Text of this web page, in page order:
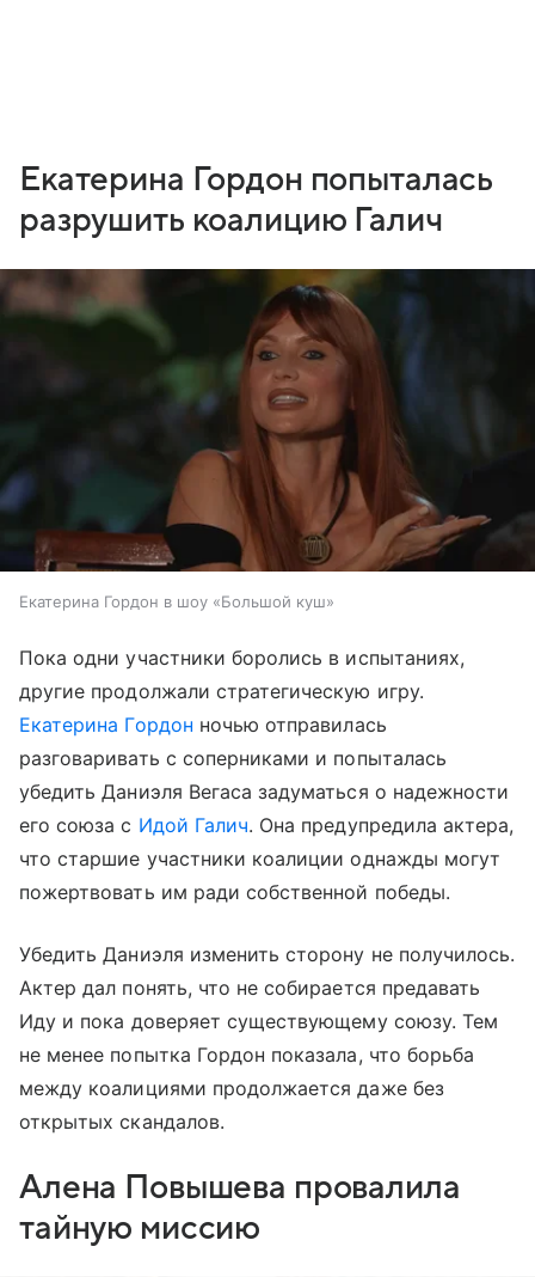
Екатерина Гордон попыталась
разрушить коалицию Галич
Екатерина Гордон в шоу «Большой куш»
Пока одни участники боролись в испытаниях,
другие продолжали стратегическую игру.
Екатерина Гордон ночью отправилась
разговаривать с соперниками и попыталась
убедить Даниэля Вегаса задуматься о надежности
его союза с Идой Галич. Она предупредила актера,
что старшие участники коалиции однажды могут
пожертвовать им ради собственной победы.
Убедить Даниэля изменить сторону не получилось.
Актер дал понять, что не собирается предавать
Иду и пока доверяет существующему союзу. Тем
не менее попытка Гордон показала, что борьба
между коалициями продолжается даже без
открытых скандалов.
Алена Повышева провалила
тайную миссию